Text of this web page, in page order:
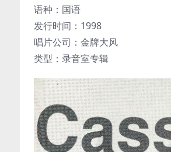
语种：国语
发行时间：1998
唱片公司：金牌大风
类型：录音室专辑